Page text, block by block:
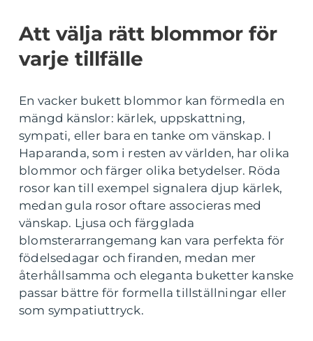
Att välja rätt blommor för
varje tillfälle
En vacker bukett blommor kan förmedla en
mängd känslor: kärlek, uppskattning,
sympati, eller bara en tanke om vänskap. I
Haparanda, som i resten av världen, har olika
blommor och färger olika betydelser. Röda
rosor kan till exempel signalera djup kärlek,
medan gula rosor oftare associeras med
vänskap. Ljusa och färgglada
blomsterarrangemang kan vara perfekta för
födelsedagar och firanden, medan mer
återhållsamma och eleganta buketter kanske
passar bättre för formella tillställningar eller
som sympatiuttryck.